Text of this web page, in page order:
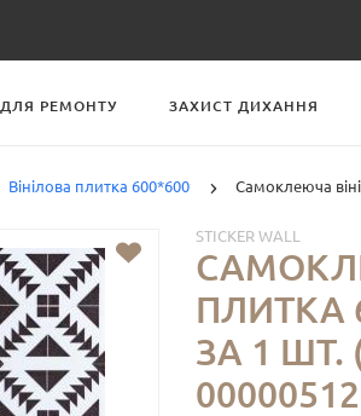
ДЛЯ РЕМОНТУ ЗАХИСТ ДИХАННЯ
Вінілова плитка 600*600 Самоклеюча
STICKER WALL
ПЛИТКА
ЗА 1 ШТ.
00000512